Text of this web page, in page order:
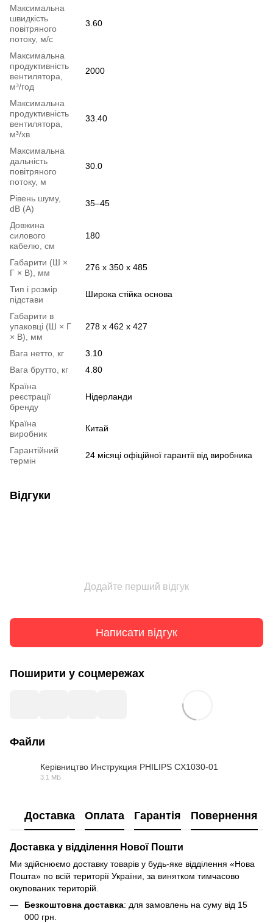
Максимальна
швидкість
повітряного
потоку, м/с
3.60
Максимальна
продуктивність
вентилятора,
м³/год
2000
Максимальна
продуктивність
вентилятора,
м³/хв
33.40
Максимальна
дальність
повітряного
потоку, м
30.0
Рівень шуму,
dB (А)
35–45
Довжина
силового
кабелю, см
180
Габарити (Ш ×
Г × В), мм
276 х 350 х 485
Тип і розмір
підстави
Широка стійка основа
Габарити в
упаковці (Ш × Г
× В), мм
278 х 462 х 427
Вага нетто, кг
3.10
Вага брутто, кг
4.80
Країна
реєстрації
бренду
Нідерланди
Країна
виробник
Китай
Гарантійний
термін
24 місяці офіційної гарантії від виробника
Відгуки
Додайте перший відгук
Написати відгук
Поширити у соцмережах
Файли
Керівництво Инструкция PHILIPS CX1030-01
3.1 МБ
Доставка Оплата Гарантія Повернення
Доставка у відділення Нової Пошти
Ми здійснюємо доставку товарів у будь-яке відділення «Нова
Пошта» по всій території України, за винятком тимчасово
окупованих територій.
Безкоштовна доставка: для замовлень на суму від 15
000 грн.